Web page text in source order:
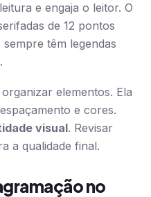
e engaja o leitor. O
de 12 pontos
têm legendas
elementos. Ela
e cores.
visual. Revisar
a qualidade final.
no